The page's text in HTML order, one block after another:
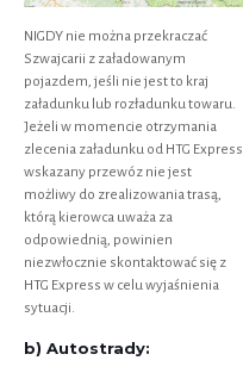
NIGDY nie można przekraczać
Szwajcarii z załadowanym
pojazdem, jeśli nie jest to kraj
załadunku lub rozładunku towaru.
Jeżeli w momencie otrzymania
zlecenia załadunku od HTG Express
wskazany przewóz nie jest
możliwy do zrealizowania trasą,
którą kierowca uważa za
odpowiednią, powinien
niezwłocznie skontaktować się z
HTG Express w celu wyjaśnienia
sytuacji.
b) Autostrady: